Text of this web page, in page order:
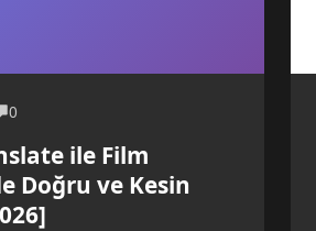
0
ile Film
Doğru ve Kesin